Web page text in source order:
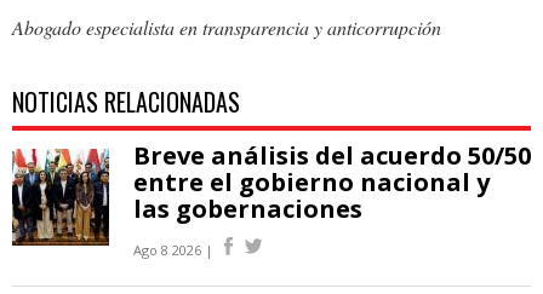
Abogado especialista en transparencia y anticorrupción
NOTICIAS RELACIONADAS
Breve análisis del acuerdo 50/50
entre el gobierno nacional y
las gobernaciones
Ago 8 2026 |